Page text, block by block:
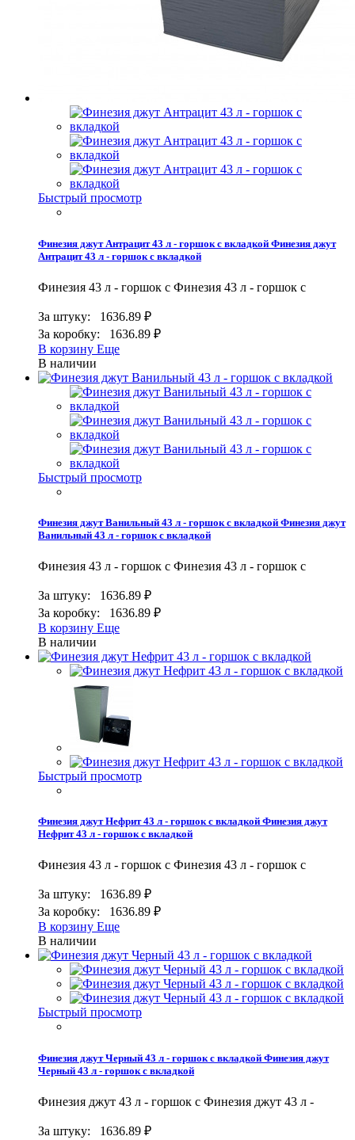
Быстрый просмотр
Финезия джут Антрацит 43 л - горшок с вкладкой Финезия джут
Антрацит 43 л - горшок с вкладкой
Финезия 43 л - горшок с Финезия 43 л - горшок с
За штуку:
1636.89 ₽
За коробку:
1636.89 ₽
В корзину Еще
В наличии
Быстрый просмотр
Финезия джут Ванильный 43 л - горшок с вкладкой Финезия джут
Ванильный 43 л - горшок с вкладкой
Финезия 43 л - горшок с Финезия 43 л - горшок с
За штуку:
1636.89 ₽
За коробку:
1636.89 ₽
В корзину Еще
В наличии
Быстрый просмотр
Финезия джут Нефрит 43 л - горшок с вкладкой Финезия джут
Нефрит 43 л - горшок с вкладкой
Финезия 43 л - горшок с Финезия 43 л - горшок с
За штуку:
1636.89 ₽
За коробку:
1636.89 ₽
В корзину Еще
В наличии
Быстрый просмотр
Финезия джут Черный 43 л - горшок с вкладкой Финезия джут
Черный 43 л - горшок с вкладкой
Финезия джут 43 л - горшок с Финезия джут 43 л -
За штуку:
1636.89 ₽